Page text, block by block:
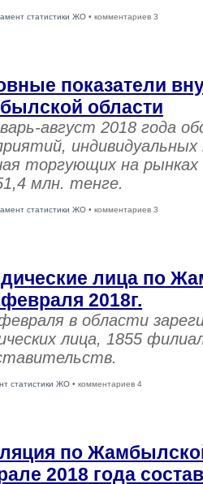
статистики ЖО • комментариев 3
показатели
области
август 2018 года
торгующих на рынках
млн. тенге.
статистики ЖО • комментариев 3
лица по
2018г.
в области
лица, 1855
статистики ЖО • комментариев 4
по
2018 года